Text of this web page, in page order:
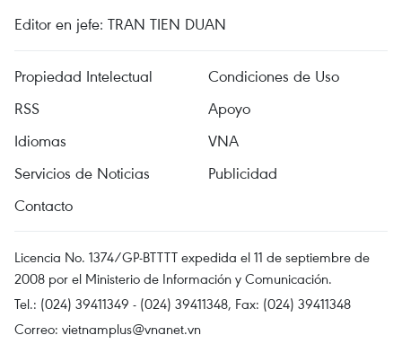
Editor en jefe: TRAN TIEN DUAN
Propiedad Intelectual
Condiciones de Uso
RSS
Apoyo
Idiomas
VNA
Servicios de Noticias
Publicidad
Contacto
Licencia No. 1374/GP-BTTTT expedida el 11 de septiembre de
2008 por el Ministerio de Información y Comunicación.
Tel.: (024) 39411349 - (024) 39411348, Fax: (024) 39411348
Correo: vietnamplus@vnanet.vn